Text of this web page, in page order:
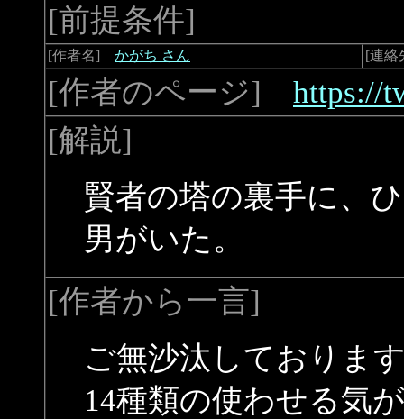
[前提条件]
[作者名] かがち さん [連絡
[作者のページ]
https://
[解説]
賢者の塔の裏手に、
男がいた。
[作者から一言]
ご無沙汰しておりま
14種類の使わせる気